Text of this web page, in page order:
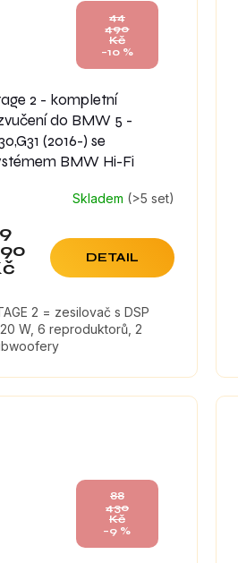
44
490
Kč
–10 %
2 - kompletní
do BMW 5 -
(2016-) se
BMW Hi-Fi
Skladem (>5 set)
DETAIL
2 = zesilovač s DSP
W, 6 reproduktorů, 2
88
430
Kč
–9 %